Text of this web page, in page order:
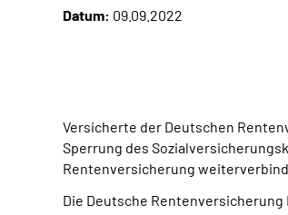
Datum: 09.09.2022
Versicherte der Deutschen
Sperrung des
Rentenversicherung
Die Deutsche